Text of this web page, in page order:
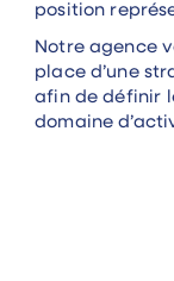
position
Notre agence
place d’une
afin de définir
domaine